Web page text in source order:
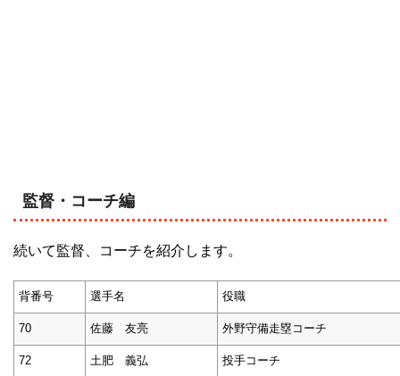
監督・コーチ編
続いて監督、コーチを紹介します。
背番号 選手名 役職
70 佐藤 友亮 外野守備走塁コーチ
72 土肥 義弘 投手コーチ